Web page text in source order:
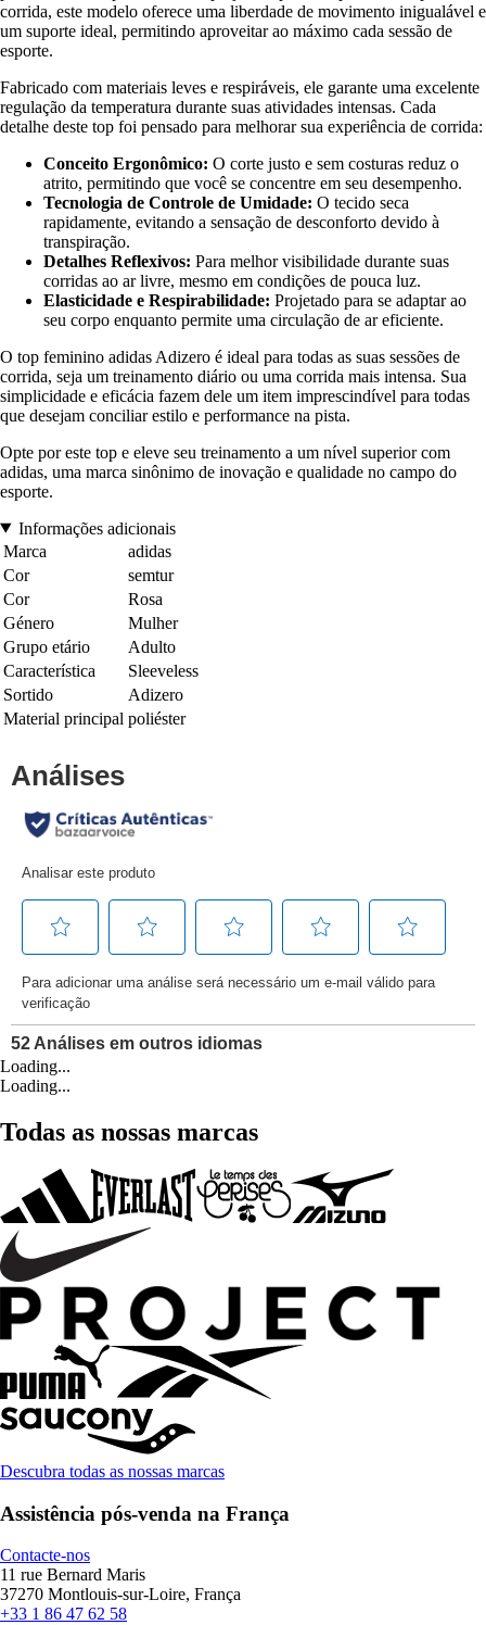
corrida, este modelo oferece uma liberdade de movimento inigualável e
um suporte ideal, permitindo aproveitar ao máximo cada sessão de
esporte.
Fabricado com materiais leves e respiráveis, ele garante uma excelente
regulação da temperatura durante suas atividades intensas. Cada
detalhe deste top foi pensado para melhorar sua experiência de corrida:
Conceito Ergonômico: O corte justo e sem costuras reduz o
atrito, permitindo que você se concentre em seu desempenho.
Tecnologia de Controle de Umidade: O tecido seca
rapidamente, evitando a sensação de desconforto devido à
transpiração.
Detalhes Reflexivos: Para melhor visibilidade durante suas
corridas ao ar livre, mesmo em condições de pouca luz.
Elasticidade e Respirabilidade: Projetado para se adaptar ao
seu corpo enquanto permite uma circulação de ar eficiente.
O top feminino adidas Adizero é ideal para todas as suas sessões de
corrida, seja um treinamento diário ou uma corrida mais intensa. Sua
simplicidade e eficácia fazem dele um item imprescindível para todas
que desejam conciliar estilo e performance na pista.
Opte por este top e eleve seu treinamento a um nível superior com
adidas, uma marca sinônimo de inovação e qualidade no campo do
esporte.
Informações adicionais
Marca
adidas
Cor
semtur
Cor
Rosa
Género
Mulher
Grupo etário
Adulto
Característica
Sleeveless
Sortido
Adizero
Material principal poliéster
Loading...
Loading...
Todas as nossas marcas
Descubra todas as nossas marcas
Assistência pós-venda na França
Contacte-nos
11 rue Bernard Maris
37270 Montlouis-sur-Loire, França
+33 1 86 47 62 58